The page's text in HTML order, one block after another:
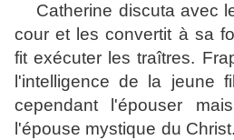
Catherine discuta avec
cour et les convertit à sa
fit exécuter les traîtres.
l'intelligence de la jeune
cependant l'épouser
l'épouse mystique du